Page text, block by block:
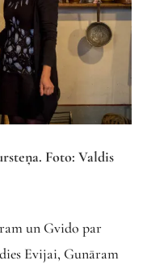
Foto: Valdis
un Gvido par
Evijai, Gunāram